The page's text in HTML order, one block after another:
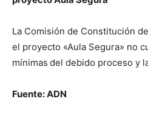
La Comisión de Constitución
el proyecto «Aula Segura» no
mínimas del debido proceso y
Fuente: ADN